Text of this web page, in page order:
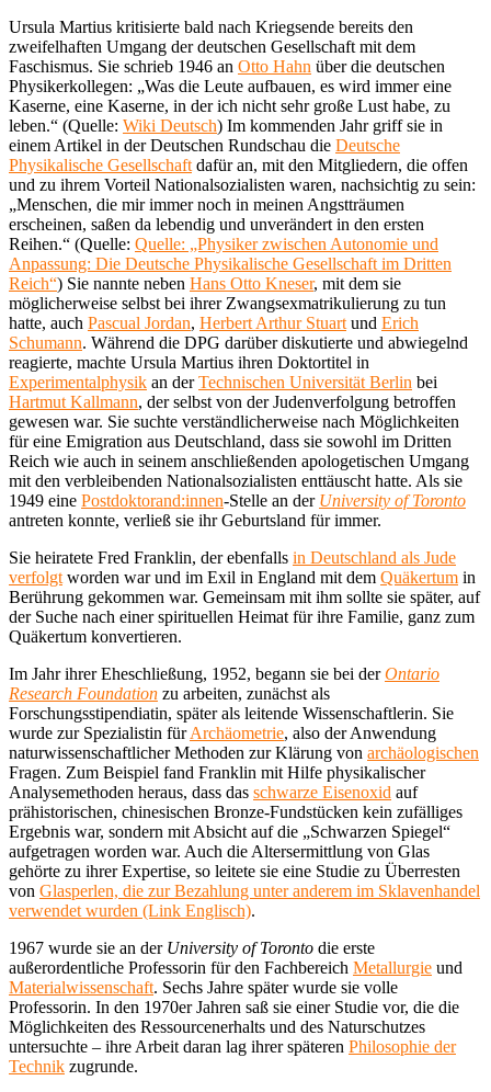
Ursula Martius kritisierte bald nach Kriegsende bereits den
zweifelhaften Umgang der deutschen Gesellschaft mit dem
Faschismus. Sie schrieb 1946 an Otto Hahn über die deutschen
Physikerkollegen: „Was die Leute aufbauen, es wird immer eine
Kaserne, eine Kaserne, in der ich nicht sehr große Lust habe, zu
leben.“ (Quelle: Wiki Deutsch) Im kommenden Jahr griff sie in
einem Artikel in der Deutschen Rundschau die Deutsche
Physikalische Gesellschaft dafür an, mit den Mitgliedern, die offen
und zu ihrem Vorteil Nationalsozialisten waren, nachsichtig zu sein:
„Menschen, die mir immer noch in meinen Angstträumen
erscheinen, saßen da lebendig und unverändert in den ersten
Reihen.“ (Quelle: Quelle: „Physiker zwischen Autonomie und
Anpassung: Die Deutsche Physikalische Gesellschaft im Dritten
Reich“) Sie nannte neben Hans Otto Kneser, mit dem sie
möglicherweise selbst bei ihrer Zwangsexmatrikulierung zu tun
hatte, auch Pascual Jordan, Herbert Arthur Stuart und Erich
Schumann. Während die DPG darüber diskutierte und abwiegelnd
reagierte, machte Ursula Martius ihren Doktortitel in
Experimentalphysik an derTechnischen Universität Berlin bei
Hartmut Kallmann, der selbst von der Judenverfolgung betroffen
gewesen war. Sie suchte verständlicherweise nach Möglichkeiten
für eine Emigration aus Deutschland, dass sie sowohl im Dritten
Reich wie auch in seinem anschließenden apologetischen Umgang
mit den verbleibenden Nationalsozialisten enttäuscht hatte. Als sie
1949 eine Postdoktorand:innen-Stelle an der University of Toronto
antreten konnte, verließ sie ihr Geburtsland für immer.
Sie heiratete Fred Franklin, der ebenfalls in Deutschland als Jude
verfolgt worden war und im Exil in England mit dem Quäkertum in
Berührung gekommen war. Gemeinsam mit ihm sollte sie später, auf
der Suche nach einer spirituellen Heimat für ihre Familie, ganz zum
Quäkertum konvertieren.
Im Jahr ihrer Eheschließung, 1952, begann sie bei derOntario
Research Foundation zu arbeiten, zunächst als
Forschungsstipendiatin, später als leitende Wissenschaftlerin. Sie
wurde zur Spezialistin fürArchäometrie, also der Anwendung
naturwissenschaftlicher Methoden zur Klärung von archäologischen
Fragen. Zum Beispiel fand Franklin mit Hilfe physikalischer
Analysemethoden heraus, dass das schwarze Eisenoxid auf
prähistorischen, chinesischen Bronze-Fundstücken kein zufälliges
Ergebnis war, sondern mit Absicht auf die „Schwarzen Spiegel“
aufgetragen worden war. Auch die Altersermittlung von Glas
gehörte zu ihrer Expertise, so leitete sie eine Studie zu Überresten
von Glasperlen, die zur Bezahlung unter anderem im Sklavenhandel
verwendet wurden (Link Englisch).
1967 wurde sie an der University of Toronto die erste
außerordentliche Professorin für den Fachbereich Metallurgie und
Materialwissenschaft. Sechs Jahre später wurde sie volle
Professorin. In den 1970er Jahren saß sie einer Studie vor, die die
Möglichkeiten des Ressourcenerhalts und des Naturschutzes
untersuchte – ihre Arbeit daran lag ihrer späteren Philosophie der
Technik zugrunde.